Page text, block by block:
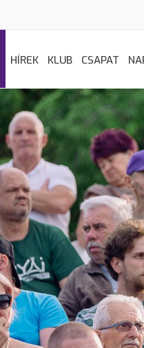
HÍREK KLUB CSAPAT